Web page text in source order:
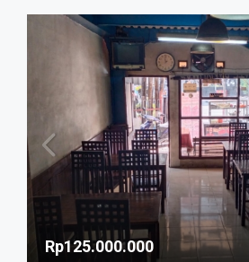
Rp125.000.000